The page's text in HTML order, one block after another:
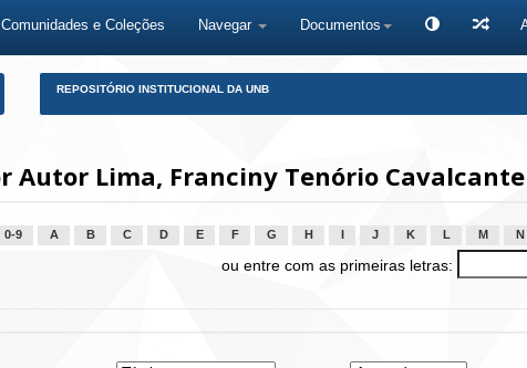
Comunidades e Coleções Navegar Documentos
REPOSITÓRIO INSTITUCIONAL DA UNB
Autor Lima, Franciny Tenório
0-9 A B C D E F G H J K L M N
ou entre com as primeiras letras: